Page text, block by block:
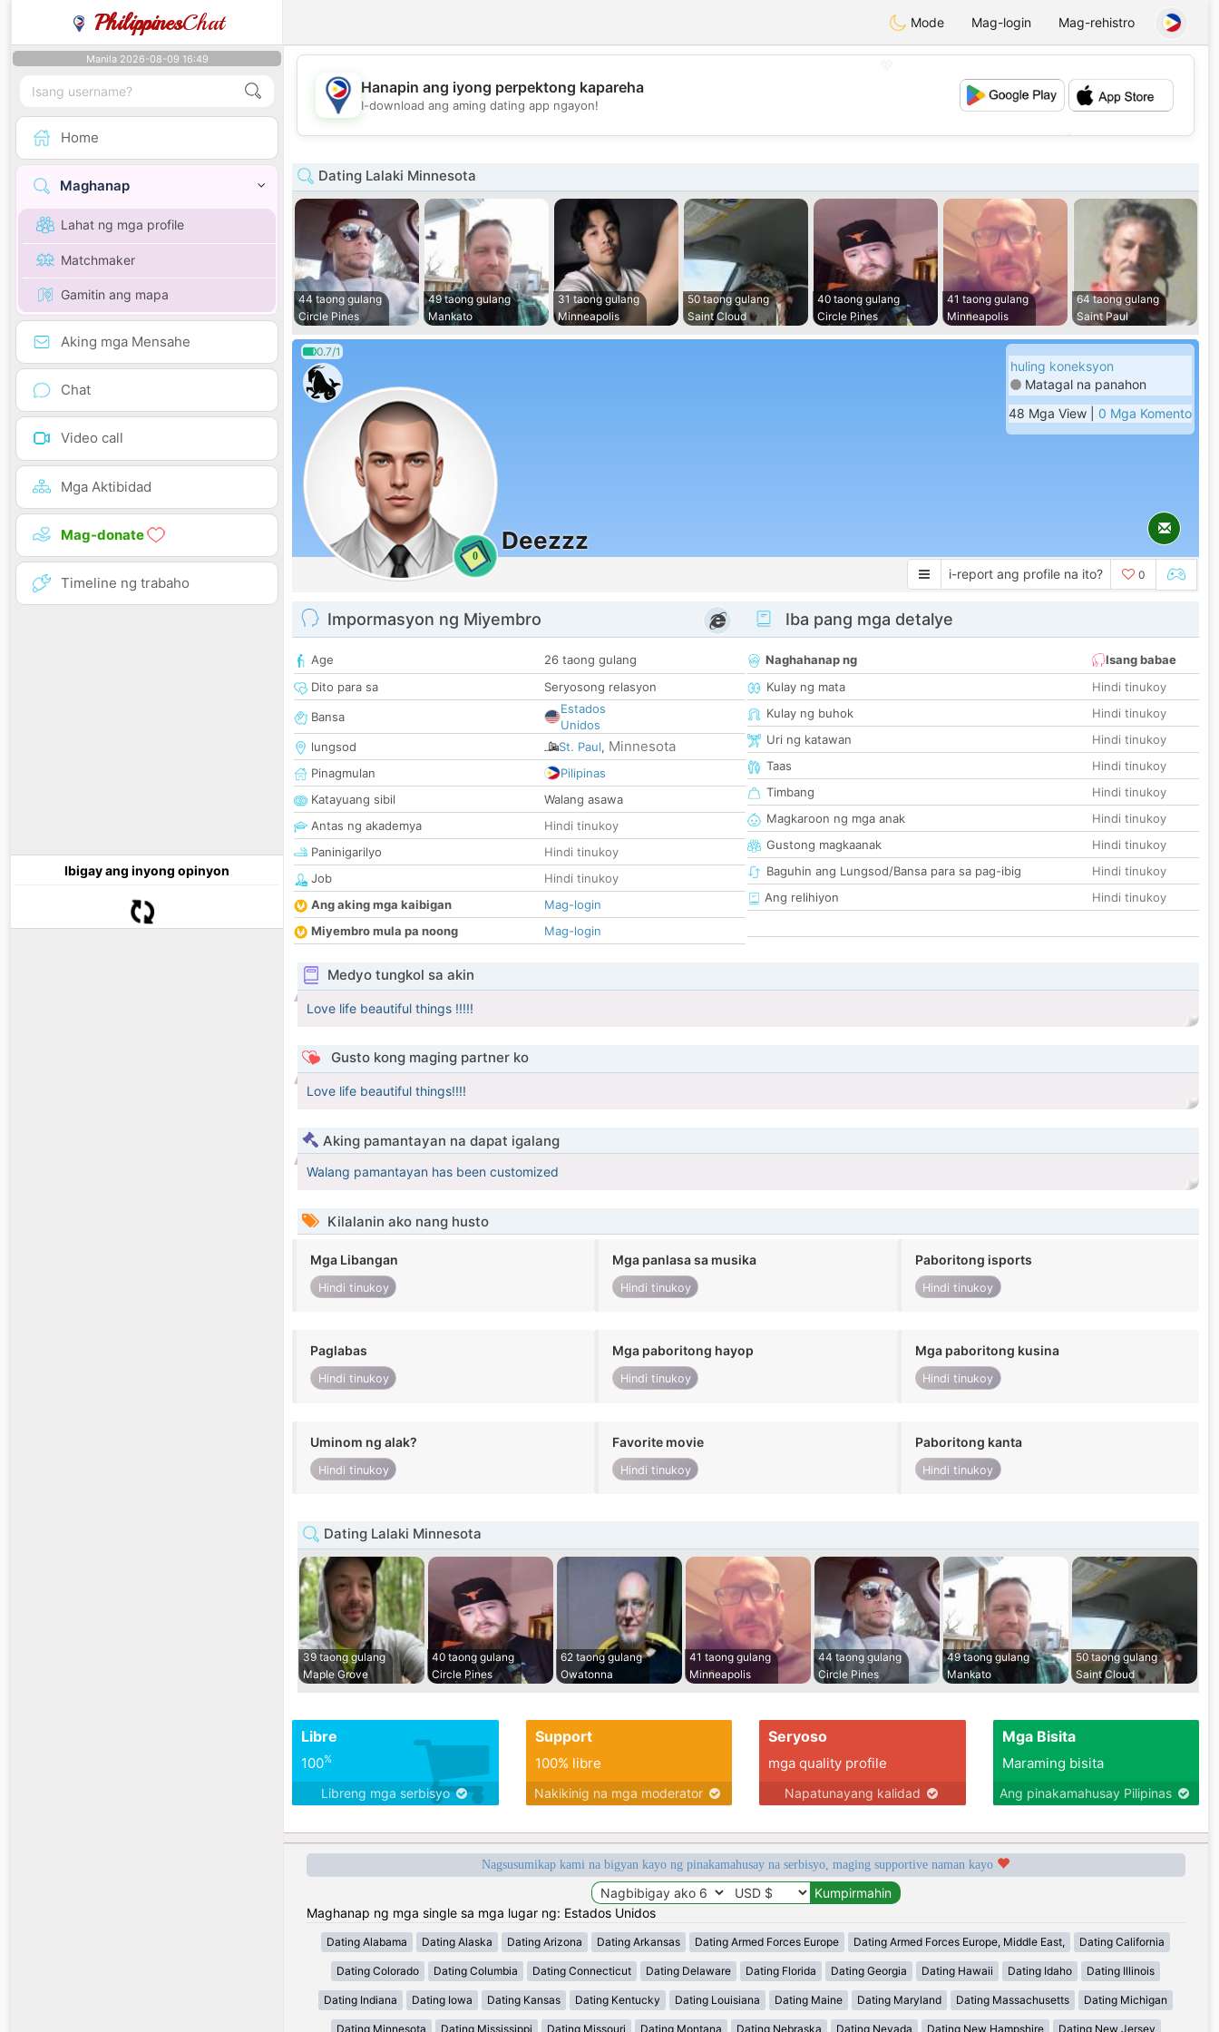
PhilippinesChat Mode Mag-login Mag-rehistro
Manila 2026-08-09 16:49
Home
Maghanap
Lahat ng mga profile
Matchmaker
Gamitin ang mapa
Aking mga Mensahe
Chat
Video call
Mga Aktibidad
Mag-donate
Timeline ng trabaho
Ibigay ang inyong opinyon
💖
💕
Hanapin ang iyong perpektong kapareha
I-download ang aming dating app ngayon!
Dating Lalaki Minnesota
44 taong gulang
Circle Pines
49 taong gulang
Mankato
31 taong gulang
Minneapolis
50 taong gulang
Saint Cloud
40 taong gulang
Circle Pines
41 taong gulang
Minneapolis
64 taong gulang
Saint Paul
0.7/1
0
Deezzz
huling koneksyon
Matagal na panahon
48 Mga View | 0 Mga Komento
i-report ang profile na ito? 0
Impormasyon ng Miyembro
Age
26 taong gulang
Dito para sa
Seryosong relasyon
Bansa
Estados
Unidos
lungsod
St. Paul, Minnesota
Pinagmulan
Pilipinas
Katayuang sibil
Walang asawa
Antas ng akademya
Hindi tinukoy
Paninigarilyo
Hindi tinukoy
Job
Hindi tinukoy
Ang aking mga kaibigan
Mag-login
Miyembro mula pa noong
Mag-login
Iba pang mga detalye
Naghahanap ng
Isang babae
Kulay ng mata
Hindi tinukoy
Kulay ng buhok
Hindi tinukoy
Uri ng katawan
Hindi tinukoy
Taas
Hindi tinukoy
Timbang
Hindi tinukoy
Magkaroon ng mga anak
Hindi tinukoy
Gustong magkaanak
Hindi tinukoy
Baguhin ang Lungsod/Bansa para sa pag-ibig
Hindi tinukoy
Ang relihiyon
Hindi tinukoy
Medyo tungkol sa akin
Love life beautiful things !!!!!
Gusto kong maging partner ko
Love life beautiful things!!!!
Aking pamantayan na dapat igalang
Walang pamantayan has been customized
Kilalanin ako nang husto
Mga Libangan
Hindi tinukoy
Mga panlasa sa musika
Hindi tinukoy
Paboritong isports
Hindi tinukoy
Paglabas
Hindi tinukoy
Mga paboritong hayop
Hindi tinukoy
Mga paboritong kusina
Hindi tinukoy
Uminom ng alak?
Hindi tinukoy
Favorite movie
Hindi tinukoy
Paboritong kanta
Hindi tinukoy
Dating Lalaki Minnesota
39 taong gulang
Maple Grove
40 taong gulang
Circle Pines
62 taong gulang
Owatonna
41 taong gulang
Minneapolis
44 taong gulang
Circle Pines
49 taong gulang
Mankato
50 taong gulang
Saint Cloud
Libre
100%
Libreng mga serbisyo
Support
100% libre
Nakikinig na mga moderator
Seryoso
mga quality profile
Napatunayang kalidad
Mga Bisita
Maraming bisita
Ang pinakamahusay Pilipinas
Nagsusumikap kami na bigyan kayo ng pinakamahusay na serbisyo, maging supportive naman kayo
Maghanap ng mga single sa mga lugar ng: Estados Unidos
Dating Alabama Dating Alaska Dating Arizona Dating Arkansas Dating Armed Forces Europe Dating Armed Forces Europe, Middle East, Dating California
Dating Colorado Dating Columbia Dating Connecticut Dating Delaware Dating Florida Dating Georgia Dating Hawaii Dating Idaho Dating Illinois
Dating Indiana Dating Iowa Dating Kansas Dating Kentucky Dating Louisiana Dating Maine Dating Maryland Dating Massachusetts Dating Michigan
Dating Minnesota Dating Mississippi Dating Missouri Dating Montana Dating Nebraska Dating Nevada Dating New Hampshire Dating New Jersey